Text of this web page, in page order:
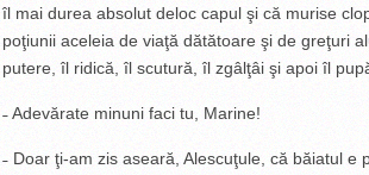
îl mai durea absolut deloc capul şi că murise
poţiunii aceleia de viaţă dătătoare şi de greţuri
putere, îl ridică, îl scutură, îl zgâlţâi şi apoi îl
­˗ Adevărate minuni faci tu, Marine!
­˗ Doar ţi-am zis aseară, Alescuţule, că băiatul